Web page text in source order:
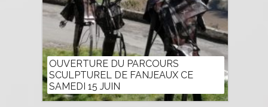
OUVERTURE DU PARCOURS
SCULPTUREL DE FANJEAUX CE
SAMEDI 15 JUIN